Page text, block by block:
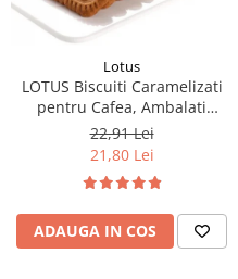
Lotus
LOTUS Biscuiti Caramelizati
pentru Cafea, Ambalati
Individual 50buc 312.5g
22,91 Lei
21,80 Lei
ADAUGA IN COS